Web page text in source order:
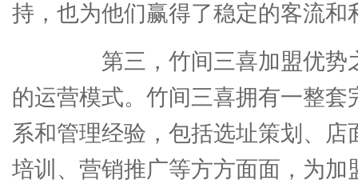
持，也为他们赢得了稳定的客流和
第三，竹间三喜加盟优势
的运营模式。竹间三喜拥有一整套
系和管理经验，包括选址策划、店
培训、营销推广等方方面面，为加